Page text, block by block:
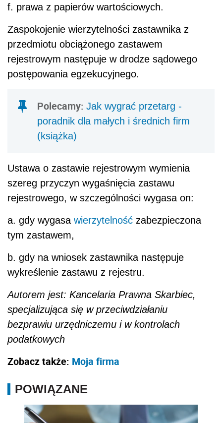
f. prawa z papierów wartościowych.
Zaspokojenie wierzytelności zastawnika z
przedmiotu obciążonego zastawem
rejestrowym następuje w drodze sądowego
postępowania egzekucyjnego.
Polecamy: Jak wygrać przetarg -
poradnik dla małych i średnich firm
(książka)
Ustawa o zastawie rejestrowym wymienia
szereg przyczyn wygaśnięcia zastawu
rejestrowego, w szczególności wygasa on:
a. gdy wygasa wierzytelność zabezpieczona
tym zastawem,
b. gdy na wniosek zastawnika następuje
wykreślenie zastawu z rejestru.
Autorem jest: Kancelaria Prawna Skarbiec,
specjalizująca się w przeciwdziałaniu
bezprawiu urzędniczemu i w kontrolach
podatkowych
Zobacz także: Moja firma
POWIĄZANE